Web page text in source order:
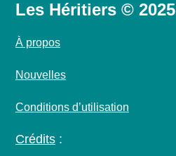
Les Héritiers © 2025
À propos
Nouvelles
Conditions d’utilisation
Crédits :